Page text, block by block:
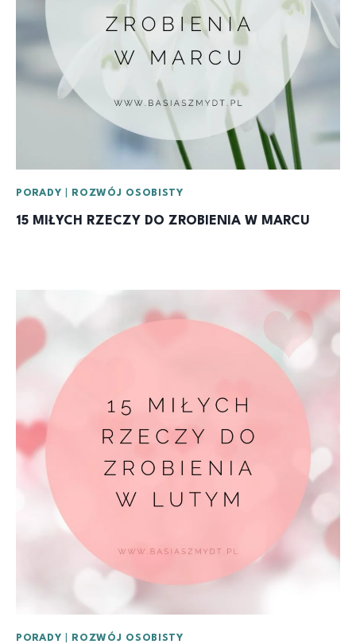
PORADY ROZWÓJ OSOBISTY
15 MIŁYCH RZECZY DO ZROBIENIA W MARCU
PORADY ROZWÓJ OSOBISTY